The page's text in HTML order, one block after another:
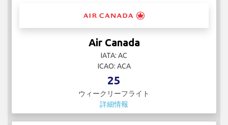
Air Canada
IATA: AC
ICAO: ACA
25
ウィークリーフライト
詳細情報